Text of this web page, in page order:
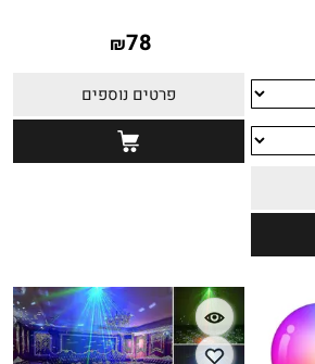
₪78
פרטים נוספים